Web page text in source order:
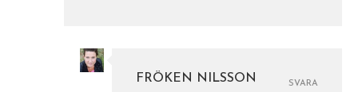
FRÖKEN NILSSON
SVARA